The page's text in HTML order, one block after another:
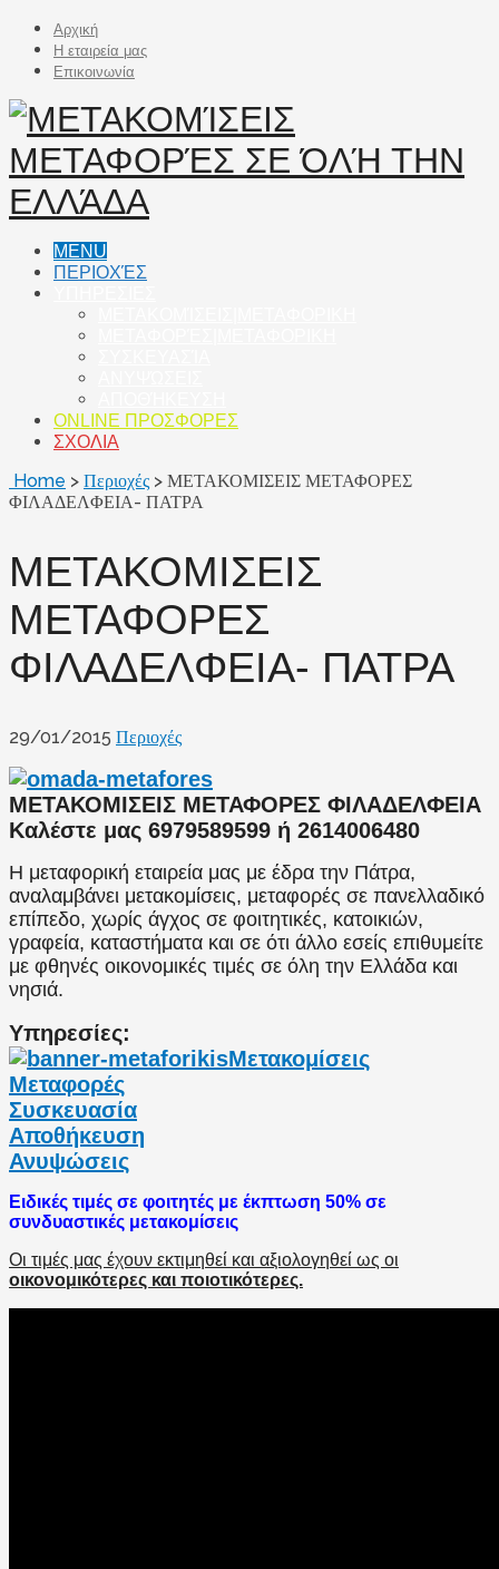
Αρχική
Η εταιρεία μας
Επικοινωνία
MENU
ΠΕΡΙΟΧΈΣ
ONLINE ΠΡΟΣΦΟΡΕΣ
ΣΧΟΛΙΑ
Home > Περιοχές > ΜΕΤΑΚΟΜΙΣΕΙΣ ΜΕΤΑΦΟΡΕΣ
ΦΙΛΑΔΕΛΦΕΙΑ- ΠΑΤΡΑ
ΜΕΤΑΚΟΜΙΣΕΙΣ
ΜΕΤΑΦΟΡΕΣ
ΦΙΛΑΔΕΛΦΕΙΑ- ΠΑΤΡΑ
29/01/2015 Περιοχές
ΜΕΤΑΚΟΜΙΣΕΙΣ ΜΕΤΑΦΟΡΕΣ ΦΙΛΑΔΕΛΦΕΙΑ
Καλέστε μας 6979589599 ή 2614006480
Η μεταφορική εταιρεία μας με έδρα την Πάτρα,
αναλαμβάνει μετακομίσεις, μεταφορές σε πανελλαδικό
επίπεδο, χωρίς άγχος σε φοιτητικές, κατοικιών,
γραφεία, καταστήματα και σε ότι άλλο εσείς επιθυμείτε
με φθηνές οικονομικές τιμές σε όλη την Ελλάδα και
νησιά.
Υπηρεσίες:
Μετακομίσεις
Μεταφορές
Συσκευασία
Αποθήκευση
Ανυψώσεις
Ειδικές τιμές σε φοιτητές με έκπτωση 50% σε
συνδυαστικές μετακομίσεις
Οι τιμές μας έχουν εκτιμηθεί και αξιολογηθεί ως οι
οικονομικότερες και ποιοτικότερες.